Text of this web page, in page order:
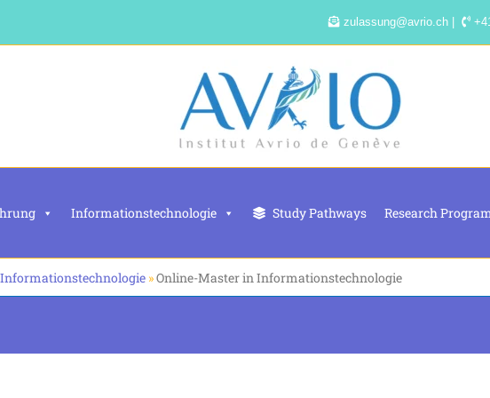
zulassung@avrio.ch |
Informationstechnologie Study Pathways Research
»Online-Master in Informationstechnologie